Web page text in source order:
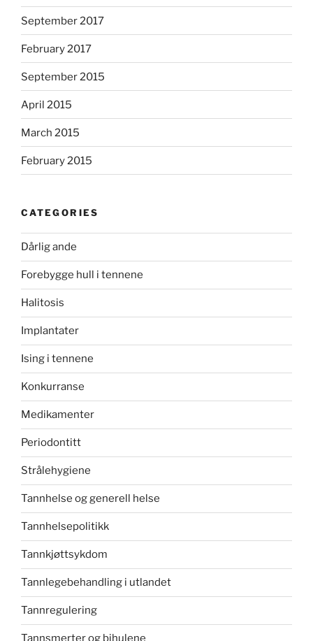
September 2017
February 2017
September 2015
April 2015
March 2015
February 2015
CATEGORIES
Dårlig ande
Forebygge hull i tennene
Halitosis
Implantater
Ising i tennene
Konkurranse
Medikamenter
Periodontitt
Strålehygiene
Tannhelse og generell helse
Tannhelsepolitikk
Tannkjøttsykdom
Tannlegebehandling i utlandet
Tannregulering
Tannsmerter og bihulene